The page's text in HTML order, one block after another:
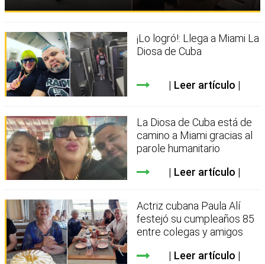
¡Lo logró!: Llega a Miami La
Diosa de Cuba
Leer artículo
La Diosa de Cuba está de
camino a Miami gracias al
parole humanitario
Leer artículo
Actriz cubana Paula Alí
festejó su cumpleaños 85
entre colegas y amigos
Leer artículo